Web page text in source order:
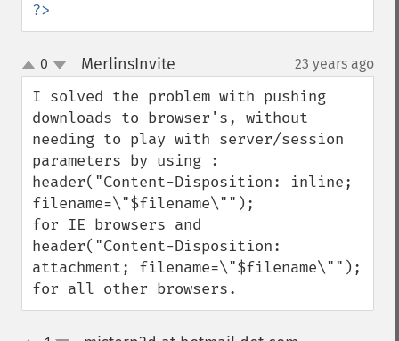
?>
up
down
0 MerlinsInvite 23 years ago
I solved the problem with pushing
downloads to browser's, without
needing to play with server/session
parameters by using :
header("Content-Disposition: inline;
filename=\"$filename\"");
for IE browsers and
header("Content-Disposition:
attachment; filename=\"$filename\"");
for all other browsers.